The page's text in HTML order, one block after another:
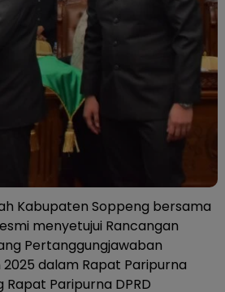
Kabupaten Soppeng bersama
menyetujui Rancangan
Pertanggungjawaban
dalam Rapat Paripurna
Paripurna DPRD